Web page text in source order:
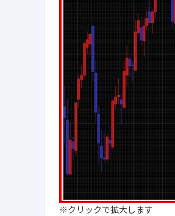
※クリックで拡大します